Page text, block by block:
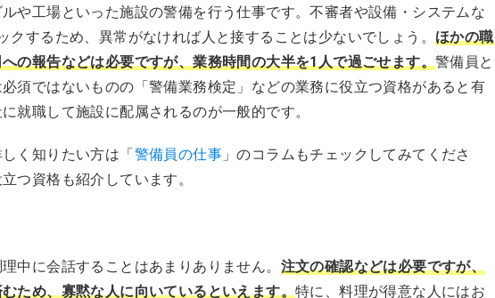
や工場といった施設の警備を行う仕事です。不審者や設備・システムな
クするため、異常がなければ人と接することは少ないでしょう。 ほかの職
の報告などは必要ですが、業務時間の大半を1人で過ごせます。警備員と
須ではないものの「警備業務検定」などの業務に役立つ資格があると有
就職して施設に配属されるのが一般的です。
く知りたい方は「警備員の仕事 」のコラムもチェックしてみてくださ
つ資格も紹介しています。
中に会話することはあまりありません。 注文の確認などは必要ですが、
ため、寡黙な人に向いているといえます。特に、料理が得意な人にはお